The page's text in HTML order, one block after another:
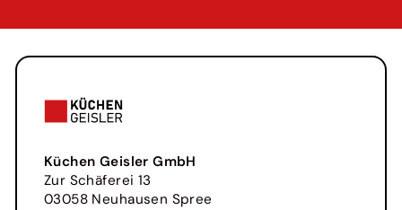
Küchen Geisler GmbH
Zur Schäferei 13
03058 Neuhausen Spree